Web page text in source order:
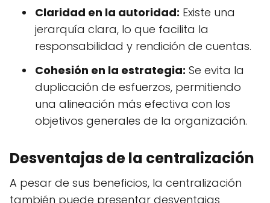
Claridad en la autoridad: Existe una
jerarquía clara, lo que facilita la
responsabilidad y rendición de cuentas.
Cohesión en la estrategia: Se evita la
duplicación de esfuerzos, permitiendo
una alineación más efectiva con los
objetivos generales de la organización.
Desventajas de la centralización
A pesar de sus beneficios, la centralización
también puede presentar desventajas